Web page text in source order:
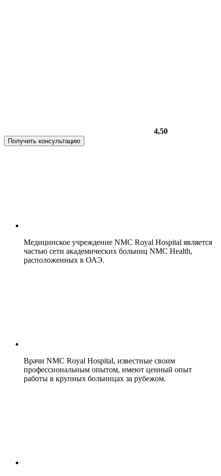
4,50
Получить консультацию
Медицинское учреждение NMC Royal Hospital является
частью сети академических больниц NMC Health,
расположенных в ОАЭ.
Врачи NMC Royal Hospital, известные своим
профессиональным опытом, имеют ценный опыт
работы в крупных больницах за рубежом.